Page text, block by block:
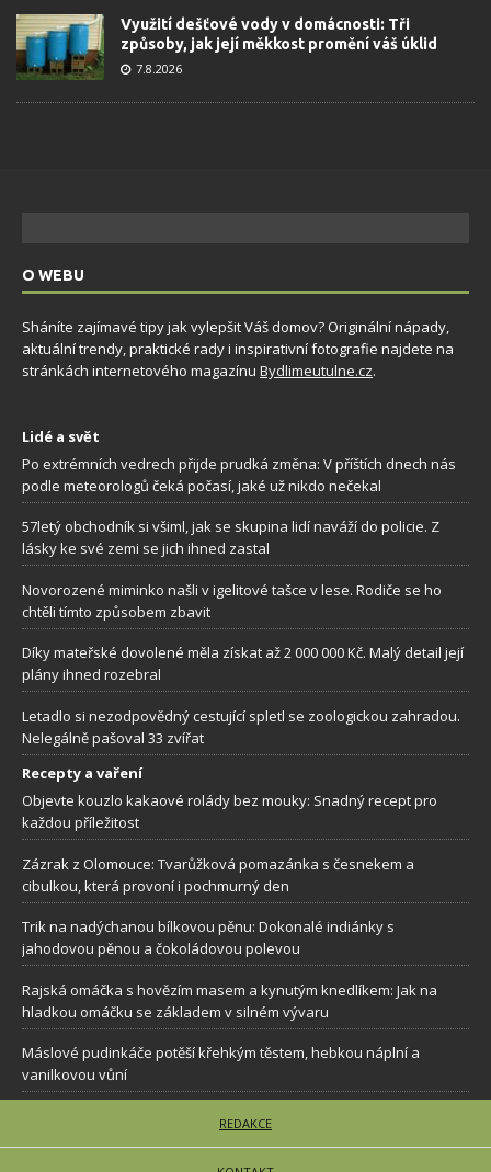
Využití dešťové vody v domácnosti: Tři
způsoby, jak její měkkost promění váš úklid
7.8.2026
O WEBU
Sháníte zajímavé tipy jak vylepšit Váš domov? Originální nápady,
aktuální trendy, praktické rady i inspirativní fotografie najdete na
stránkách internetového magazínu Bydlimeutulne.cz.
Lidé a svět
Po extrémních vedrech přijde prudká změna: V příštích dnech nás
podle meteorologů čeká počasí, jaké už nikdo nečekal
57letý obchodník si všiml, jak se skupina lidí naváží do policie. Z
lásky ke své zemi se jich ihned zastal
Novorozené miminko našli v igelitové tašce v lese. Rodiče se ho
chtěli tímto způsobem zbavit
Díky mateřské dovolené měla získat až 2 000 000 Kč. Malý detail její
plány ihned rozebral
Letadlo si nezodpovědný cestující spletl se zoologickou zahradou.
Nelegálně pašoval 33 zvířat
Recepty a vaření
Objevte kouzlo kakaové rolády bez mouky: Snadný recept pro
každou příležitost
Zázrak z Olomouce: Tvarůžková pomazánka s česnekem a
cibulkou, která provoní i pochmurný den
Trik na nadýchanou bílkovou pěnu: Dokonalé indiánky s
jahodovou pěnou a čokoládovou polevou
Rajská omáčka s hovězím masem a kynutým knedlíkem: Jak na
hladkou omáčku se základem v silném vývaru
Máslové pudinkáče potěší křehkým těstem, hebkou náplní a
vanilkovou vůní
REDAKCE